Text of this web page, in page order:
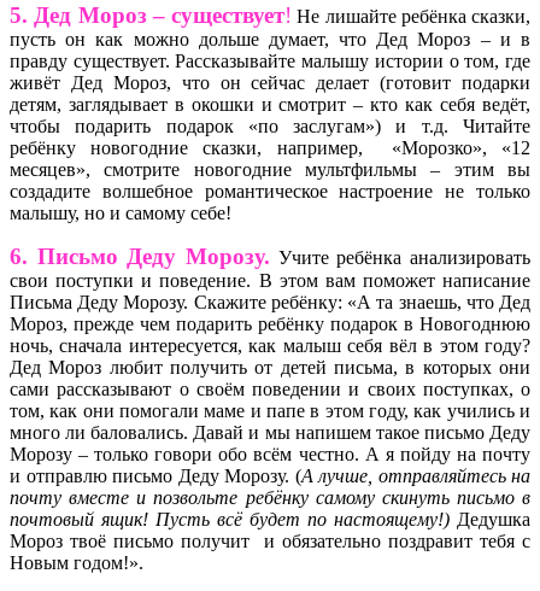
5. Дед Мороз – существует! Не лишайте ребёнка сказки,
пусть он как можно дольше думает, что Дед Мороз – и в
правду существует. Рассказывайте малышу истории о том, где
живёт Дед Мороз, что он сейчас делает (готовит подарки
детям, заглядывает в окошки и смотрит – кто как себя ведёт,
чтобы подарить подарок «по заслугам») и т.д. Читайте
ребёнку новогодние сказки, например, «Морозко», «12
месяцев», смотрите новогодние мультфильмы – этим вы
создадите волшебное романтическое настроение не только
малышу, но и самому себе!
6. Письмо Деду Морозу. Учите ребёнка анализировать
свои поступки и поведение. В этом вам поможет написание
Письма Деду Морозу. Скажите ребёнку: «А та знаешь, что Дед
Мороз, прежде чем подарить ребёнку подарок в Новогоднюю
ночь, сначала интересуется, как малыш себя вёл в этом году?
Дед Мороз любит получить от детей письма, в которых они
сами рассказывают о своём поведении и своих поступках, о
том, как они помогали маме и папе в этом году, как учились и
много ли баловались. Давай и мы напишем такое письмо Деду
Морозу – только говори обо всём честно. А я пойду на почту
и отправлю письмо Деду Морозу. (А лучше, отправляйтесь на
почту вместе и позвольте ребёнку самому скинуть письмо в
почтовый ящик! Пусть всё будет по настоящему!) Дедушка
Мороз твоё письмо получит и обязательно поздравит тебя с
Новым годом!».